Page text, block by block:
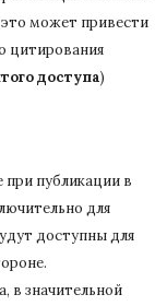
это может привести
цитирования
доступа)
публикации в
для
доступны для
в значительной